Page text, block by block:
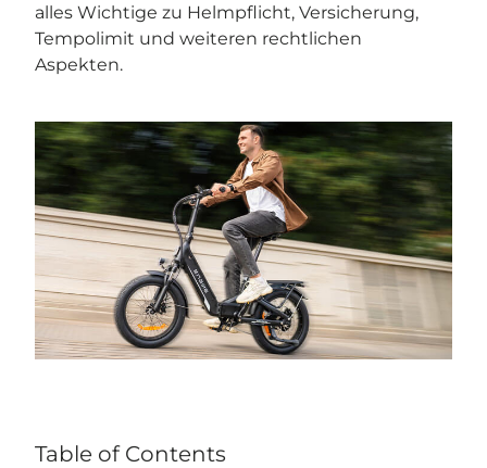
alles Wichtige zu Helmpflicht, Versicherung,
Tempolimit und weiteren rechtlichen
Aspekten.
Table of Contents